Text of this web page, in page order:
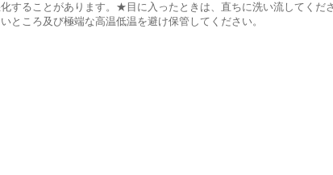
することがあります。★目に入ったときは、直ちに洗い流してく
ところ及び極端な高温低温を避け保管してください。